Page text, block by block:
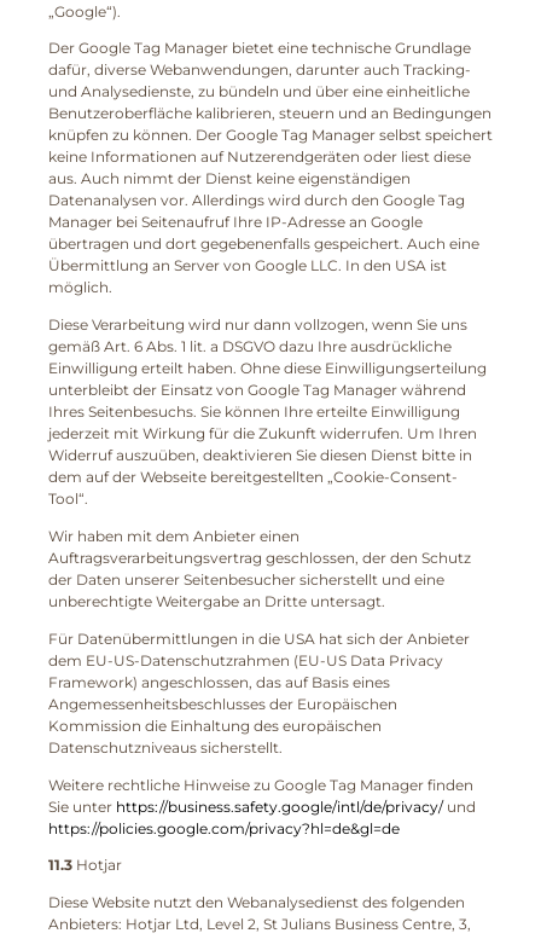
„Google“).
Der Google Tag Manager bietet eine technische Grundlage
dafür, diverse Webanwendungen, darunter auch Tracking-
und Analysedienste, zu bündeln und über eine einheitliche
Benutzeroberfläche kalibrieren, steuern und an Bedingungen
knüpfen zu können. Der Google Tag Manager selbst speichert
keine Informationen auf Nutzerendgeräten oder liest diese
aus. Auch nimmt der Dienst keine eigenständigen
Datenanalysen vor. Allerdings wird durch den Google Tag
Manager bei Seitenaufruf Ihre IP-Adresse an Google
übertragen und dort gegebenenfalls gespeichert. Auch eine
Übermittlung an Server von Google LLC. In den USA ist
möglich.
Diese Verarbeitung wird nur dann vollzogen, wenn Sie uns
gemäß Art. 6 Abs. 1 lit. a DSGVO dazu Ihre ausdrückliche
Einwilligung erteilt haben. Ohne diese Einwilligungserteilung
unterbleibt der Einsatz von Google Tag Manager während
Ihres Seitenbesuchs. Sie können Ihre erteilte Einwilligung
jederzeit mit Wirkung für die Zukunft widerrufen. Um Ihren
Widerruf auszuüben, deaktivieren Sie diesen Dienst bitte in
dem auf der Webseite bereitgestellten „Cookie-Consent-
Tool“.
Wir haben mit dem Anbieter einen
Auftragsverarbeitungsvertrag geschlossen, der den Schutz
der Daten unserer Seitenbesucher sicherstellt und eine
unberechtigte Weitergabe an Dritte untersagt.
Für Datenübermittlungen in die USA hat sich der Anbieter
dem EU-US-Datenschutzrahmen (EU-US Data Privacy
Framework) angeschlossen, das auf Basis eines
Angemessenheitsbeschlusses der Europäischen
Kommission die Einhaltung des europäischen
Datenschutzniveaus sicherstellt.
Weitere rechtliche Hinweise zu Google Tag Manager finden
Sie unter https://business.safety.google/intl/de/privacy/und
https://policies.google.com/privacy?hl=de&gl=de
11.3 Hotjar
Diese Website nutzt den Webanalysedienst des folgenden
Anbieters: Hotjar Ltd, Level 2, St Julians Business Centre, 3,